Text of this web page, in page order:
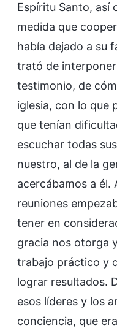
Espíritu Santo, así
medida que
había dejado a su
trató de
testimonio, de
iglesia, con lo que
que tenían
escuchar todas
nuestro, al de la
acercábamos a él.
reuniones
tener en
gracia nos otorga
trabajo práctico y
lograr resultados.
esos líderes y los
conciencia, que